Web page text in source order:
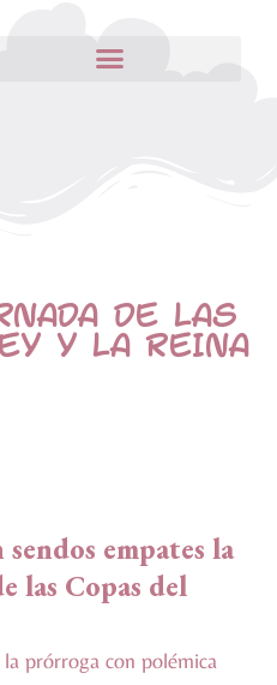
DE LAS
Y LA REINA
sendos empates la
las Copas del
prórroga con polémica